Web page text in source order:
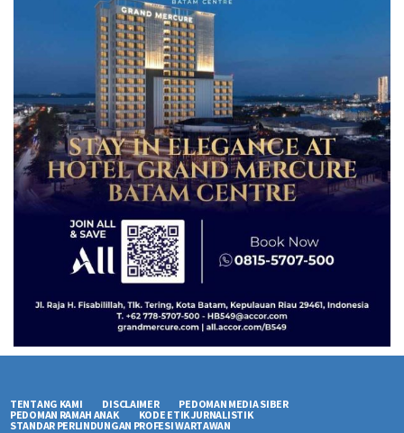
TENTANG KAMI DISCLAIMER
PEDOMAN MEDIA SIBER
PEDOMAN RAMAH ANAK
KODE ETIK JURNALISTIK
STANDAR PERLINDUNGAN PROFESI WARTAWAN